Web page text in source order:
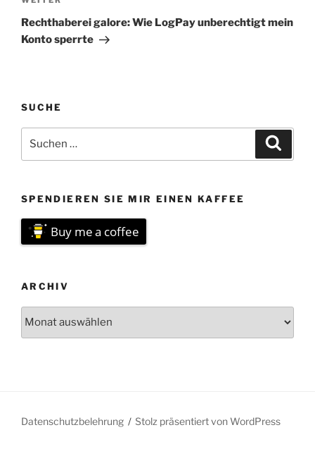
Beitrag
Rechthaberei galore: Wie LogPay unberechtigt mein
Konto sperrte
SUCHE
nach:
SPENDIEREN SIE MIR EINEN KAFFEE
Buy me a coffee
ARCHIV
Datenschutzbelehrung Stolz präsentiert von WordPress